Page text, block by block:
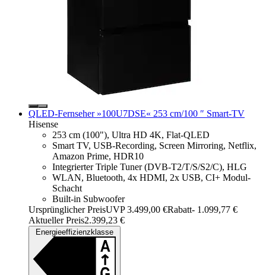
QLED-Fernseher »100U7DSE« 253 cm/100 ″ Smart-TV
Hisense
253 cm (100"), Ultra HD 4K, Flat-QLED
Smart TV, USB-Recording, Screen Mirroring, Netflix,
Amazon Prime, HDR10
Integrierter Triple Tuner (DVB-T2/T/S/S2/C), HLG
WLAN, Bluetooth, 4x HDMI, 2x USB, CI+ Modul-
Schacht
Built-in Subwoofer
Ursprünglicher PreisUVP 3.499,00 €Rabatt- 1.099,77 €
Aktueller Preis2.399,23 €
Energieeffizienzklasse